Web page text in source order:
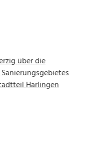
über die
Harlingen